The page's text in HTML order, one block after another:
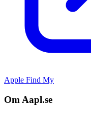
Apple Find My
Om Aapl.se